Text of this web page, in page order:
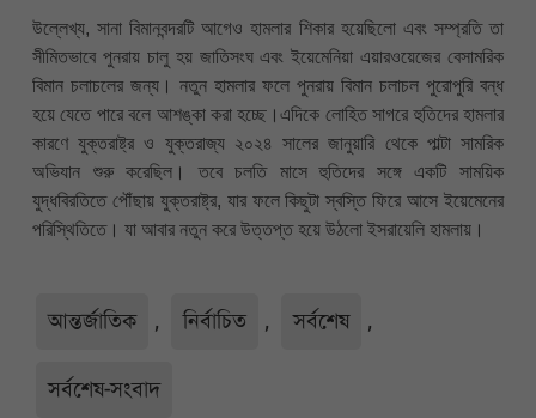
উল্লেখ্য, সানা বিমানবন্দরটি আগেও হামলার শিকার হয়েছিলো এবং সম্প্রতি তা
সীমিতভাবে পুনরায় চালু হয় জাতিসংঘ এবং ইয়েমেনিয়া এয়ারওয়েজের বেসামরিক
বিমান চলাচলের জন্য। নতুন হামলার ফলে পুনরায় বিমান চলাচল পুরোপুরি বন্ধ
হয়ে যেতে পারে বলে আশঙ্কা করা হচ্ছে।এদিকে লোহিত সাগরে হুতিদের হামলার
কারণে যুক্তরাষ্ট্র ও যুক্তরাজ্য ২০২৪ সালের জানুয়ারি থেকে পাল্টা সামরিক
অভিযান শুরু করেছিল। তবে চলতি মাসে হুতিদের সঙ্গে একটি সাময়িক
যুদ্ধবিরতিতে পৌঁছায় যুক্তরাষ্ট্র, যার ফলে কিছুটা স্বস্তি ফিরে আসে ইয়েমেনের
পরিস্থিতিতে। যা আবার নতুন করে উত্তপ্ত হয়ে উঠলো ইসরায়েলি হামলায়।
আন্তর্জাতিক , নির্বাচিত , সর্বশেষ ,
সর্বশেষ-সংবাদ